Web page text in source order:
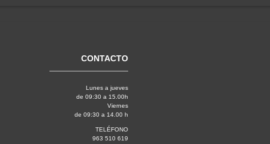
CONTACTO
Lunes a jueves
de 09:30 a 15.00h
Viernes
de 09:30 a 14.00 h
TELÉFONO
963 510 619